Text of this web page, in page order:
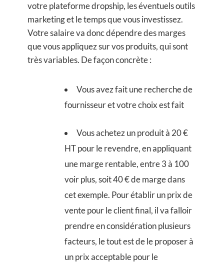
votre plateforme dropship, les éventuels outils
marketing et le temps que vous investissez.
Votre salaire va donc dépendre des marges
que vous appliquez sur vos produits, qui sont
très variables. De façon concrète :
Vous avez fait une recherche de
fournisseur et votre choix est fait
Vous achetez un produit à 20 €
HT pour le revendre, en appliquant
une marge rentable, entre 3 à 100
voir plus, soit 40 € de marge dans
cet exemple. Pour établir un prix de
vente pour le client final, il va falloir
prendre en considération plusieurs
facteurs, le tout est de le proposer à
un prix acceptable pour le